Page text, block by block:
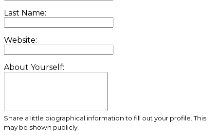
Last Name:
Website:
About Yourself:
Share a little biographical information to fill out your profile. This
may be shown publicly.